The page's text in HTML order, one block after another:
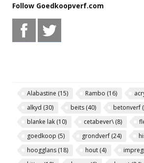
Follow Goedkoopverf.com
Alabastine (15) Rambo (16)
alkyd (30) beits (40) betonverf
blanke lak (10) cetabever\(8)
goedkoop (5) grondverf (24)
hoogglans (18) hout (4)